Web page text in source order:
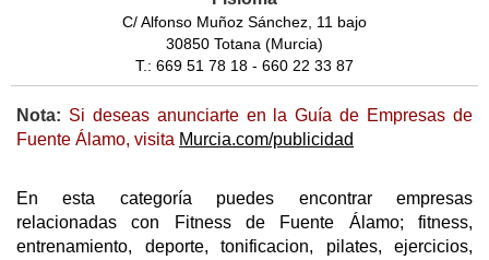
C/ Alfonso Muñoz Sánchez, 11 bajo
30850 Totana (Murcia)
T.: 669 51 78 18 - 660 22 33 87
Nota: Si deseas anunciarte en la Guía de Empresas de
Fuente Álamo, visita Murcia.com/publicidad
En esta categoría puedes encontrar empresas
relacionadas con Fitness de Fuente Álamo; fitness,
entrenamiento, deporte, tonificacion, pilates, ejercicios,